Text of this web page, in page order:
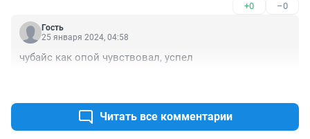
+0 –0
Гость
25 января 2024, 04:58
чубайс как опой чувствовал, успел
Читать все комментарии